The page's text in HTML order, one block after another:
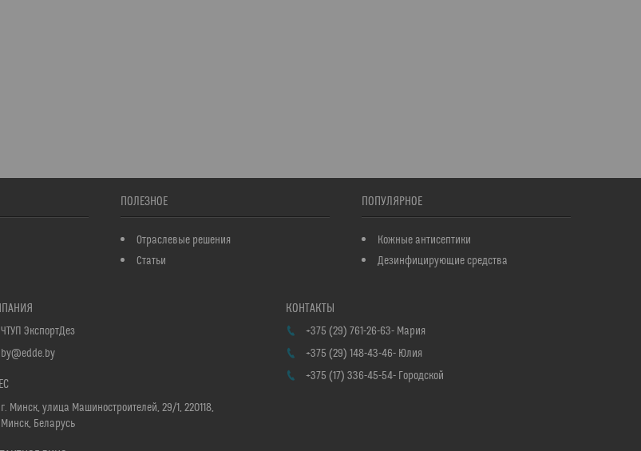
ПОЛЕЗНОЕ
Отраслевые решения
Статьи
ПОПУЛЯРНОЕ
Кожные антисептики
Дезинфицирующие средства
ЧТУП ЭкспортДез
by@edde.by
г. Минск, улица Машиностроителей, 29/1, 220118,
Минск, Беларусь
+375 (29) 761-26-63 Мария
+375 (29) 148-43-46 Юлия
+375 (17) 336-45-54 Городской